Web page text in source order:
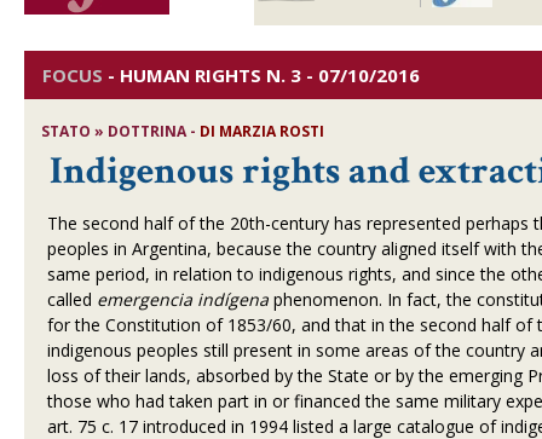
FOCUS - HUMAN RIGHTS N. 3 - 07/10/2016
STATO » DOTTRINA - DI MARZIA ROSTI
Indigenous rights and
The second half of the 20th-century has represented
peoples in Argentina, because the country aligned itself with
same period, in relation to indigenous rights, and since the
called emergencia indígena phenomenon. In fact, the
for the Constitution of 1853/60, and that in the second half
indigenous peoples still present in some areas of the
loss of their lands, absorbed by the State or by the emerging
those who had taken part in or financed the same military
art. 75 c. 17 introduced in 1994 listed a large catalogue of